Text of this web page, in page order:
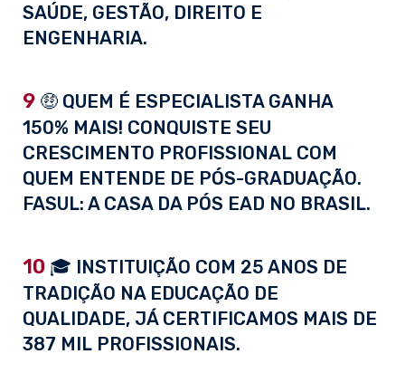
SAÚDE, GESTÃO, DIREITO E
ENGENHARIA.
9 🤑 QUEM É ESPECIALISTA GANHA
150% MAIS! CONQUISTE SEU
CRESCIMENTO PROFISSIONAL COM
QUEM ENTENDE DE PÓS-GRADUAÇÃO.
FASUL: A CASA DA PÓS EAD NO BRASIL.
10 🎓 INSTITUIÇÃO COM 25 ANOS DE
TRADIÇÃO NA EDUCAÇÃO DE
QUALIDADE, JÁ CERTIFICAMOS MAIS DE
387 MIL PROFISSIONAIS.